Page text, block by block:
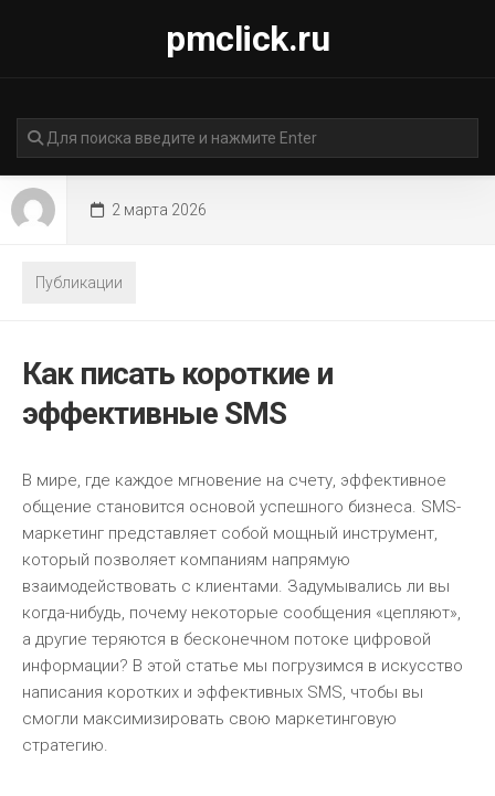
pmclick.ru
2 марта 2026
Публикации
Как писать короткие и
эффективные SMS
В мире, где каждое мгновение на счету, эффективное
общение становится основой успешного бизнеса. SMS-
маркетинг представляет собой мощный инструмент,
который позволяет компаниям напрямую
взаимодействовать с клиентами. Задумывались ли вы
когда-нибудь, почему некоторые сообщения «цепляют»,
а другие теряются в бесконечном потоке цифровой
информации? В этой статье мы погрузимся в искусство
написания коротких и эффективных SMS, чтобы вы
смогли максимизировать свою маркетинговую
стратегию.